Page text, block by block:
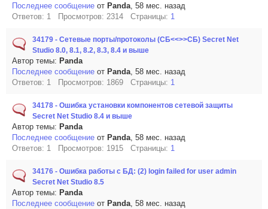
Последнее сообщение от Panda, 58 мес. назад
Ответов: 1 Просмотров: 2314 Страницы: 1
34179 - Сетевые порты/протоколы (СБ<<>>СБ) Secret Net
Studio 8.0, 8.1, 8.2, 8.3, 8.4 и выше
Автор темы: Panda
Последнее сообщение от Panda, 58 мес. назад
Ответов: 1 Просмотров: 1869 Страницы: 1
34178 - Ошибка установки компонентов сетевой защиты
Secret Net Studio 8.4 и выше
Автор темы: Panda
Последнее сообщение от Panda, 58 мес. назад
Ответов: 1 Просмотров: 1915 Страницы: 1
34176 - Ошибка работы с БД: (2) login failed for user admin
Secret Net Studio 8.5
Автор темы: Panda
Последнее сообщение от Panda, 58 мес. назад